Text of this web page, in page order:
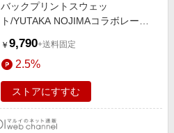
バックプリントスウェッ
ト/YUTAKA NOJIMAコラボレーシ
￥ 9,790+送料固定
2.5%
ストアにすすむ